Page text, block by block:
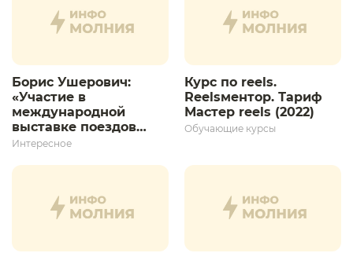
Борис Ушерович:
«Участие в
международной
выставке поездов
дает толчок для
развития»
Интересное
Курс по reels.
Reelsментор. Тариф
Мастер reels (2022)
Обучающие курсы